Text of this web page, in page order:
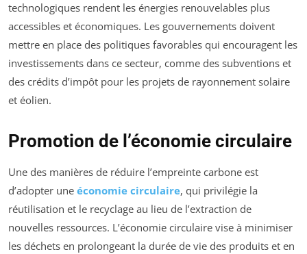
technologiques rendent les énergies renouvelables plus
accessibles et économiques. Les gouvernements doivent
mettre en place des politiques favorables qui encouragent les
investissements dans ce secteur, comme des subventions et
des crédits d’impôt pour les projets de rayonnement solaire
et éolien.
Promotion de l’économie circulaire
Une des manières de réduire l’empreinte carbone est
d’adopter une économie circulaire, qui privilégie la
réutilisation et le recyclage au lieu de l’extraction de
nouvelles ressources. L’économie circulaire vise à minimiser
les déchets en prolongeant la durée de vie des produits et en